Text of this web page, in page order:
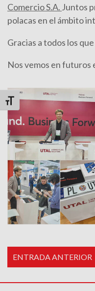
Alternar tamaño de letra
Comercio S.A. Juntos
polacas en el ámbito
Gracias a todos los
Nos vemos en futuros
ENTRADA ANTERIOR